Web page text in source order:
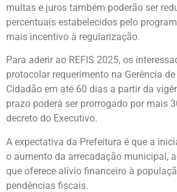
multas e juros também poderão ser
percentuais estabelecidos pelo
mais incentivo à regularização.
Para aderir ao REFIS 2025, os
protocolar requerimento na Gerência
Cidadão em até 60 dias a partir da
prazo poderá ser prorrogado por mais
decreto do Executivo.
A expectativa da Prefeitura é que a
o aumento da arrecadação municipal,
que oferece alívio financeiro à
pendências fiscais.